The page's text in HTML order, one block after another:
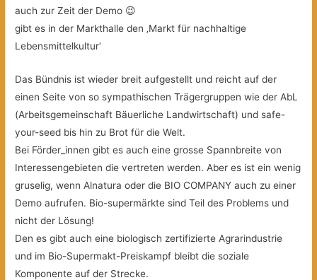
auch zur Zeit der Demo 😉
gibt es in der Markthalle den ‚Markt für nachhaltige
Lebensmittelkultur‘
Das Bündnis ist wieder breit aufgestellt und reicht auf der
einen Seite von so sympathischen Trägergruppen wie der AbL
(Arbeitsgemeinschaft Bäuerliche Landwirtschaft) und safe-
your-seed bis hin zu Brot für die Welt.
Bei Förder_innen gibt es auch eine grosse Spannbreite von
Interessengebieten die vertreten werden. Aber es ist ein wenig
gruselig, wenn Alnatura oder die BIO COMPANY auch zu einer
Demo aufrufen. Bio-supermärkte sind Teil des Problems und
nicht der Lösung!
Den es gibt auch eine biologisch zertifizierte Agrarindustrie
und im Bio-Supermakt-Preiskampf bleibt die soziale
Komponente auf der Strecke.